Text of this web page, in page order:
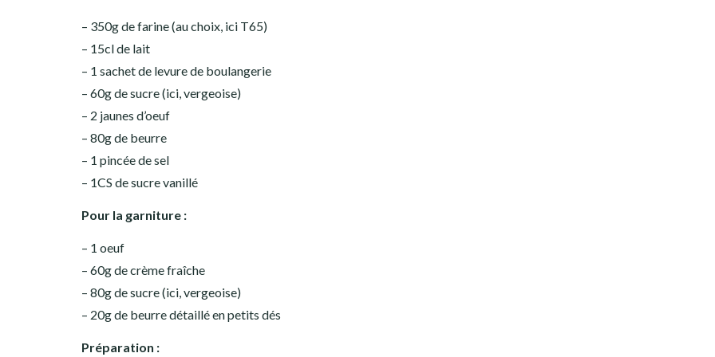
– 350g de farine (au choix, ici T65)
– 15cl de lait
– 1 sachet de levure de boulangerie
– 60g de sucre (ici, vergeoise)
– 2 jaunes d’oeuf
– 80g de beurre
– 1 pincée de sel
– 1CS de sucre vanillé
Pour la garniture :
– 1 oeuf
– 60g de crème fraîche
– 80g de sucre (ici, vergeoise)
– 20g de beurre détaillé en petits dés
Préparation :